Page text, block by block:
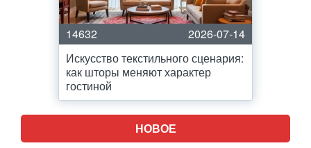
14632
2026-07-14
Искусство текстильного сценария:
как шторы меняют характер
гостиной
НОВОЕ